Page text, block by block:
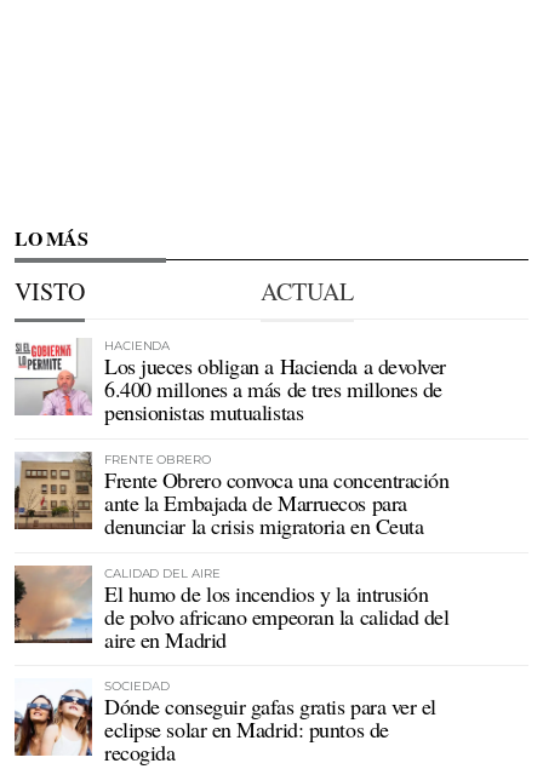
LO MÁS
VISTO ACTUAL
HACIENDA
Los jueces obligan a Hacienda a devolver
6.400 millones a más de tres millones de
pensionistas mutualistas
FRENTE OBRERO
Frente Obrero convoca una concentración
ante la Embajada de Marruecos para
denunciar la crisis migratoria en Ceuta
CALIDAD DEL AIRE
El humo de los incendios y la intrusión
de polvo africano empeoran la calidad del
aire en Madrid
SOCIEDAD
Dónde conseguir gafas gratis para ver el
eclipse solar en Madrid: puntos de
recogida